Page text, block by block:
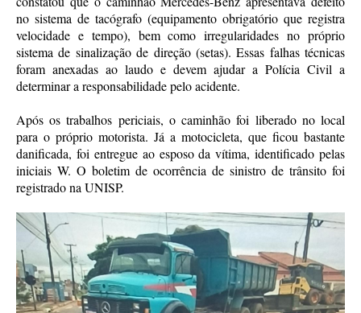
no sistema de tacógrafo (equipamento obrigatório que registra
velocidade e tempo), bem como irregularidades no próprio
sistema de sinalização de direção (setas). Essas falhas técnicas
foram anexadas ao laudo e devem ajudar a Polícia Civil a
determinar a responsabilidade pelo acidente.
Após os trabalhos periciais, o caminhão foi liberado no local
para o próprio motorista. Já a motocicleta, que ficou bastante
danificada, foi entregue ao esposo da vítima, identificado pelas
iniciais W. O boletim de ocorrência de sinistro de trânsito foi
registrado na UNISP.